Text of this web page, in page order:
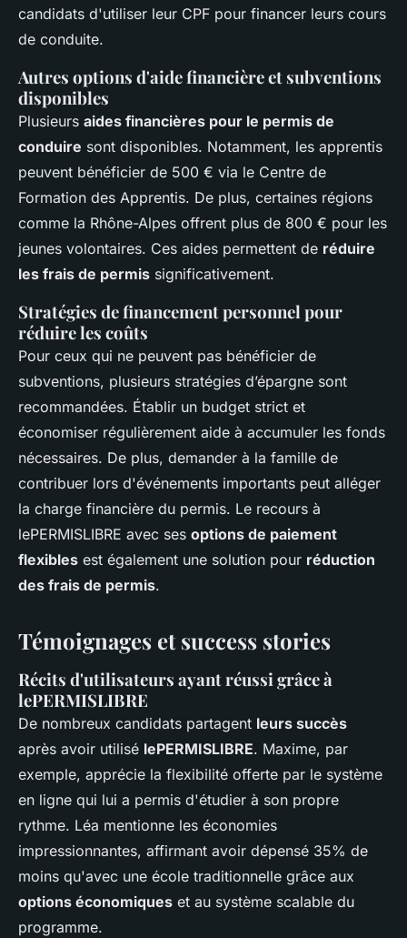
candidats d'utiliser leur CPF pour financer leurs cours
de conduite.
Autres options d'aide financière et subventions
disponibles
Plusieurs aides financières pour le permis de
conduire sont disponibles. Notamment, les apprentis
peuvent bénéficier de 500 € via le Centre de
Formation des Apprentis. De plus, certaines régions
comme la Rhône-Alpes offrent plus de 800 € pour les
jeunes volontaires. Ces aides permettent de réduire
les frais de permis significativement.
Stratégies de financement personnel pour
réduire les coûts
Pour ceux qui ne peuvent pas bénéficier de
subventions, plusieurs stratégies d’épargne sont
recommandées. Établir un budget strict et
économiser régulièrement aide à accumuler les fonds
nécessaires. De plus, demander à la famille de
contribuer lors d'événements importants peut alléger
la charge financière du permis. Le recours à
lePERMISLIBRE avec ses options de paiement
flexibles est également une solution pour réduction
des frais de permis.
Témoignages et success stories
Récits d'utilisateurs ayant réussi grâce à
lePERMISLIBRE
De nombreux candidats partagent leurs succès
après avoir utilisé lePERMISLIBRE. Maxime, par
exemple, apprécie la flexibilité offerte par le système
en ligne qui lui a permis d'étudier à son propre
rythme. Léa mentionne les économies
impressionnantes, affirmant avoir dépensé 35% de
moins qu'avec une école traditionnelle grâce aux
options économiques et au système scalable du
programme.